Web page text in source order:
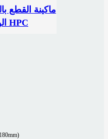
ماكينة القطع
الوظائف من سلسلة HPC